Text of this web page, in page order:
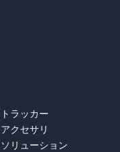
製品
トラッカー
アクセサリ
ソリューション